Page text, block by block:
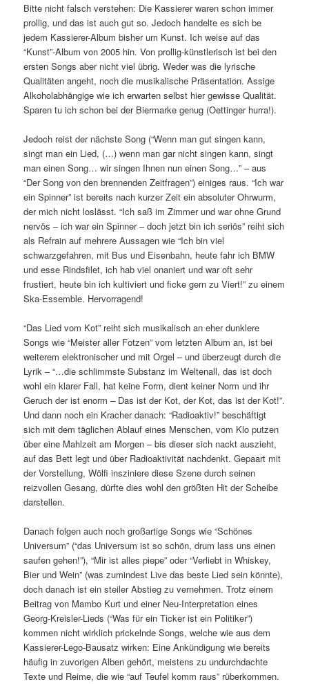
Bitte nicht falsch verstehen: Die Kassierer waren schon immer
prollig, und das ist auch gut so. Jedoch handelte es sich be
jedem Kassierer-Album bisher um Kunst. Ich weise auf das
“Kunst”-Album von 2005 hin. Von prollig-künstlerisch ist bei den
ersten Songs aber nicht viel übrig. Weder was die lyrische
Qualitäten angeht, noch die musikalische Präsentation. Assige
Alkoholabhängige wie ich erwarten selbst hier gewisse Qualität.
Sparen tu ich schon bei der Biermarke genug (Oettinger hurra!).
Jedoch reist der nächste Song (“Wenn man gut singen kann,
singt man ein Lied, (…) wenn man gar nicht singen kann, singt
man einen Song… wir singen Ihnen nun einen Song…” – aus
“Der Song von den brennenden Zeitfragen”) einiges raus. “Ich war
ein Spinner” ist bereits nach kurzer Zeit ein absoluter Ohrwurm,
der mich nicht loslässt. “Ich saß im Zimmer und war ohne Grund
nervös – ich war ein Spinner – doch jetzt bin ich seriös” reiht sich
als Refrain auf mehrere Aussagen wie “Ich bin viel
schwarzgefahren, mit Bus und Eisenbahn, heute fahr ich BMW
und esse Rindsfilet, ich hab viel onaniert und war oft sehr
frustiert, heute bin ich kultiviert und ficke gern zu Viert!” zu einem
Ska-Essemble. Hervorragend!
“Das Lied vom Kot” reiht sich musikalisch an eher dunklere
Songs wie “Meister aller Fotzen” vom letzten Album an, ist bei
weiterem elektronischer und mit Orgel – und überzeugt durch die
Lyrik – “…die schlimmste Substanz im Weltenall, das ist doch
wohl ein klarer Fall, hat keine Form, dient keiner Norm und ihr
Geruch der ist enorm – Das ist der Kot, der Kot, das ist der Kot!”.
Und dann noch ein Kracher danach: “Radioaktiv!” beschäftigt
sich mit dem täglichen Ablauf eines Menschen, vom Klo putzen
über eine Mahlzeit am Morgen – bis dieser sich nackt auszieht,
auf das Bett legt und über Radioaktivität nachdenkt. Gepaart mit
der Vorstellung, Wölfi insziniere diese Szene durch seinen
reizvollen Gesang, dürfte dies wohl den größten Hit der Scheibe
darstellen.
Danach folgen auch noch großartige Songs wie “Schönes
Universum” (“das Universum ist so schön, drum lass uns einen
saufen gehen!”), “Mir ist alles piepe” oder “Verliebt in Whiskey,
Bier und Wein” (was zumindest Live das beste Lied sein könnte),
doch danach ist ein steiler Abstieg zu vernehmen. Trotz einem
Beitrag von Mambo Kurt und einer Neu-Interpretation eines
Georg-Kreisler-Lieds (“Was für ein Ticker ist ein Politiker”)
kommen nicht wirklich prickelnde Songs, welche wie aus dem
Kassierer-Lego-Bausatz wirken: Eine Ankündigung wie bereits
häufig in zuvorigen Alben gehört, meistens zu undurchdachte
Texte und Reime, die wie “auf Teufel komm raus” rüberkommen.